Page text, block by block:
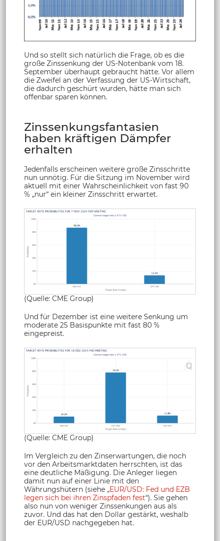
Und so stellt sich natürlich die Frage, ob es die
große Zinssenkung der US-Notenbank vom 18.
September überhaupt gebraucht hätte. Vor allem
die Zweifel an der Verfassung der US-Wirtschaft,
die dadurch geschürt wurden, hätte man sich
offenbar sparen können.
Zinssenkungsfantasien
haben kräftigen Dämpfer
erhalten
Jedenfalls erscheinen weitere große Zinsschritte
nun unnötig. Für die Sitzung im November wird
aktuell mit einer Wahrscheinlichkeit von fast 90
% „nur“ ein kleiner Zinsschritt erwartet.
(Quelle: CME Group)
Und für Dezember ist eine weitere Senkung um
moderate 25 Basispunkte mit fast 80 %
eingepreist.
(Quelle: CME Group)
Im Vergleich zu den Zinserwartungen, die noch
vor den Arbeitsmarktdaten herrschten, ist das
eine deutliche Mäßigung. Die Anleger liegen
damit nun auf einer Linie mit den
Währungshütern (siehe „EUR/USD: Fed und EZB
legen sich bei ihren Zinspfaden fest“). Sie gehen
also nun von weniger Zinssenkungen aus als
zuvor. Und das hat den Dollar gestärkt, weshalb
der EUR/USD nachgegeben hat.